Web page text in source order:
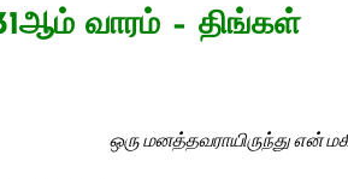
வாரம் – திங்கள்
ஒரு மனத்தவராயிருந்து என்